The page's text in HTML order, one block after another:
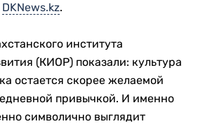
DKNews.kz.
института
(КИОР) показали: культура
остается скорее желаемой
привычкой. И именно
символично выглядит